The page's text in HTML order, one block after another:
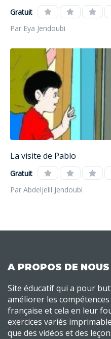
Gratuit
Par Eya Jendoubi
La visite de Pablo
Gratuit
Par Abdeljelil Jendoubi
A PROPOS DE NOUS
Site éducatif qui a pour
améliorer les
française et cela en leur
exercices variés
que des vidéos et des